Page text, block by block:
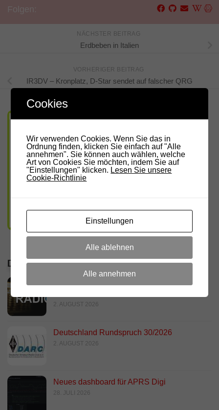
NÄCHSTER BEITRAG
Erdbeben in Italien
VORHERIGER BEITRAG
IR3DV – Kronplatz, D-Star sendet auf falscher QRG
DIE LETZTEN ARTIKEL
2. AUGUST 2026
Deutschland Rundspruch 30/2026
2. AUGUST 2026
Neues dashboard für APRS Digi
28. JULI 2026
Cookies
Wir verwenden Cookies. Wenn Sie das in
Ordnung finden, klicken Sie einfach auf "Alle
annehmen". Sie können auch wählen, welche
Art von Cookies Sie möchten, indem Sie auf
"Einstellungen" klicken. Lesen Sie unsere
Cookie-Richtlinie
Einstellungen
Alle ablehnen
Alle annehmen